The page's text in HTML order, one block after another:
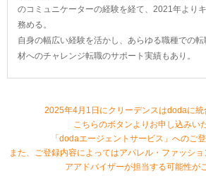
のコミュニケーターの経験を経て、2021年より
務める。
自身の幅広い経験を活かし、あらゆる職種での
材へのチャレンジ転職のサポート実績もあり。
2025年4月1日にクリーデンスはdodaに統
こちらのボタンよりお申し込みい
「dodaエージェントサービス」へのご
また、ご登録内容によってはアパレル・ファッシ
アアドバイザーが担当する可能性が